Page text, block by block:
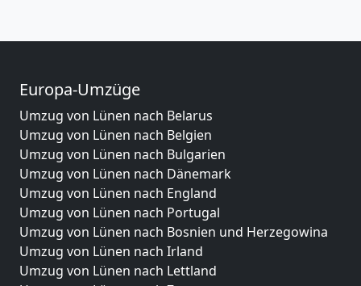
Europa-Umzüge
Umzug von Lünen nach Belarus
Umzug von Lünen nach Belgien
Umzug von Lünen nach Bulgarien
Umzug von Lünen nach Dänemark
Umzug von Lünen nach England
Umzug von Lünen nach Portugal
Umzug von Lünen nach Bosnien und Herzegowina
Umzug von Lünen nach Irland
Umzug von Lünen nach Lettland